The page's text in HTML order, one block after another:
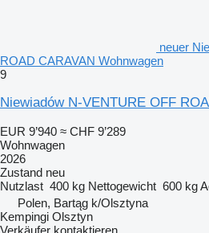
neuer
ROAD CARAVAN Wohnwagen
9
Niewiadów N-VENTURE OFF
EUR 9’940 ≈ CHF 9’289
Wohnwagen
2026
Zustand neu
Nutzlast 400 kg Nettogewicht 600 kg
Polen, Bartąg k/Olsztyna
Kempingi Olsztyn
Verkäufer kontaktieren